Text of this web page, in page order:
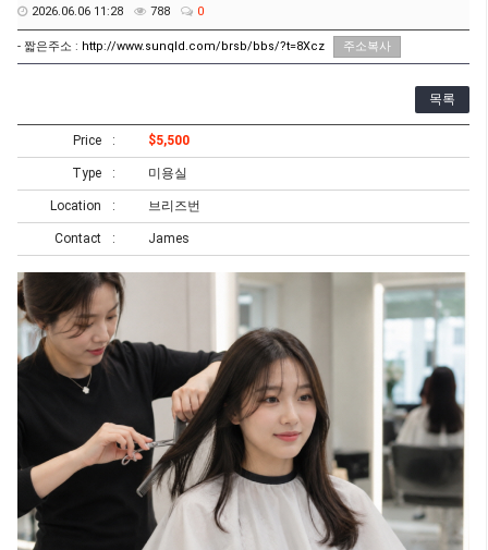
2026.06.06 11:28 788 0
- 짧은주소 : http://www.sunqld.com/brsb/bbs/?t=8Xcz 주소복사
목록
Price $5,500
Type 미용실
Location 브리즈번
Contact James